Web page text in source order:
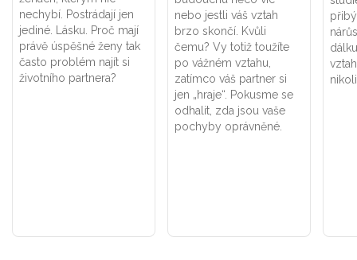
nechybí. Postrádají jen
jediné. Lásku. Proč mají
právě úspěšné ženy tak
často problém najít si
životního partnera?
nebo jestli váš vztah
brzo skončí. Kvůli
čemu? Vy totiž toužíte
po vážném vztahu,
zatímco váš partner si
jen „hraje“. Pokusme se
odhalit, zda jsou vaše
pochyby oprávněné.